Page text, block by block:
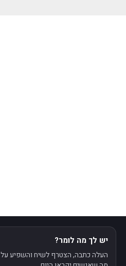
יש לך מה לומר?
העלה כתבה, הצטרף לשיח והשפיע על